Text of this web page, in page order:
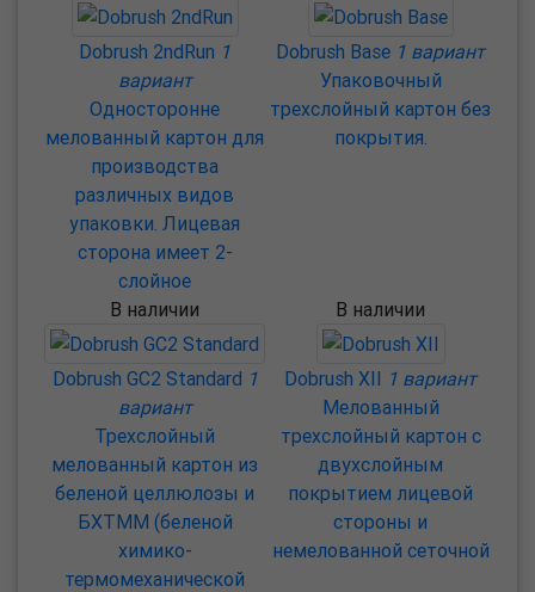
Dobrush 2ndRun 1
вариант
Односторонне
мелованный картон для
производства
различных видов
упаковки. Лицевая
сторона имеет 2-
слойное
Dobrush Base 1 вариант
Упаковочный
трехслойный картон без
покрытия.
В наличии
Dobrush GC2 Standard 1
вариант
Трехслойный
мелованный картон из
беленой целлюлозы и
БХТММ (беленой
химико-
термомеханической
В наличии
Dobrush XII 1 вариант
Мелованный
трехслойный картон с
двухслойным
покрытием лицевой
стороны и
немелованной сеточной